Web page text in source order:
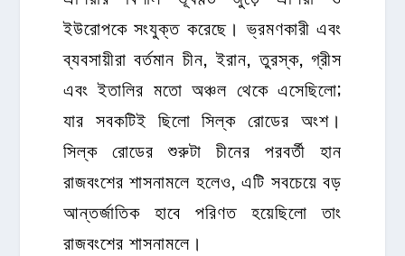
ইউরোপকে সংযুক্ত করেছে। ভ্রমণকারী এবং
ব্যবসায়ীরা বর্তমান চীন, ইরান, তুরস্ক, গ্রীস
এবং ইতালির মতো অঞ্চল থেকে এসেছিলো;
যার সবকটিই ছিলো সিল্ক রোডের অংশ।
সিল্ক রোডের শুরুটা চীনের পরবর্তী হান
রাজবংশের শাসনামলে হলেও, এটি সবচেয়ে বড়
আন্তর্জাতিক হাবে পরিণত হয়েছিলো তাং
রাজবংশের শাসনামলে।